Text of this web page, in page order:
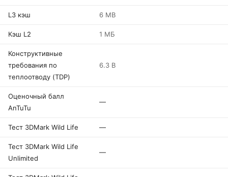
L3 кэш 6 MB
Кэш L2 1 МБ
Конструктивные
требования по
теплоотводу (TDP)
6.3 В
Оценочный балл
AnTuTu
—
Тест 3DMark Wild Life —
Тест 3DMark Wild Life
Unlimited
—